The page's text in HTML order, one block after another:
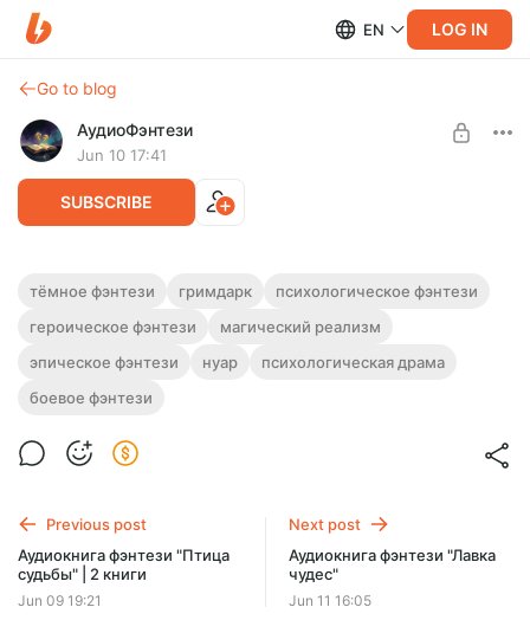
EN LOG IN
Go to blog
АудиоФэнтези
Jun 10 17:41
SUBSCRIBE
Аудиокнига фэнтези "Слепой блеск"
Полная версия.
Слушайте эту и другие фэнтези-аудиокниги полностью, без
рекламы и любых ограничений!
Level required:
Offer ends 08 August.
тёмное фэнтези гримдарк
психологическое фэнтези
героическое фэнтези
магический реализм
эпическое фэнтези
нуар
психологическая драма
боевое фэнтези
Previous post
Аудиокнига фэнтези "Птица
судьбы" | 2 книги
Jun 09 19:21
Next post
Аудиокнига фэнтези "Лавка
чудес"
Jun 11 16:05